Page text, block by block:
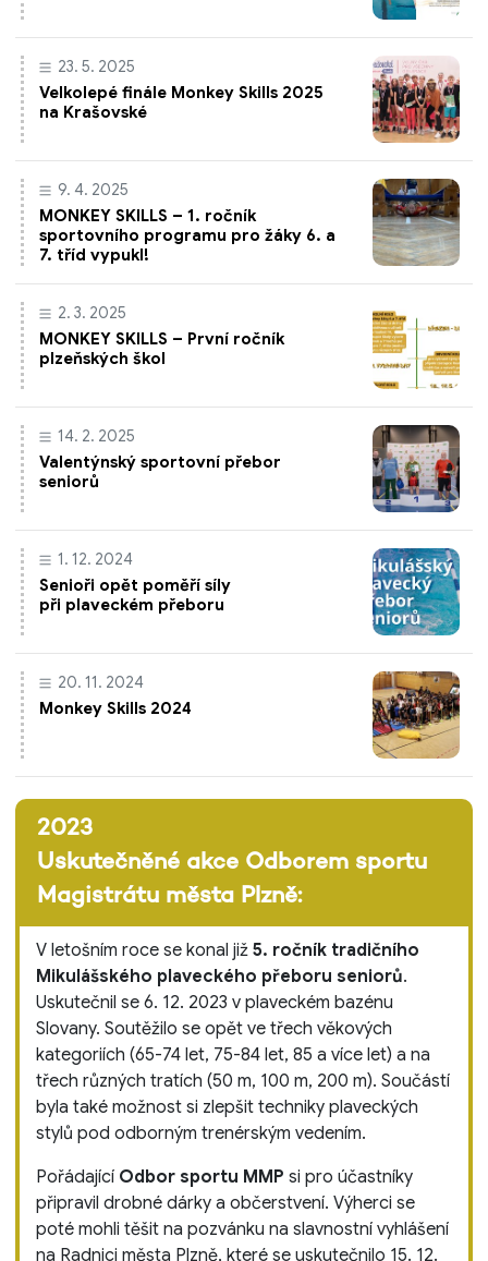
23. 5. 2025
Velkolepé finále Monkey Skills 2025
na Krašovské
9. 4. 2025
MONKEY SKILLS – 1. ročník
sportovního programu pro žáky 6. a
7. tříd vypukl!
2. 3. 2025
MONKEY SKILLS – První ročník
plzeňských škol
14. 2. 2025
Valentýnský sportovní přebor
seniorů
1. 12. 2024
Senioři opět poměří síly
při plaveckém přeboru
20. 11. 2024
Monkey Skills 2024
2023
Uskutečněné akce Odborem sportu
Magistrátu města Plzně:
V letošním roce se konal již 5. ročník tradičního
Mikulášského plaveckého přeboru seniorů.
Uskutečnil se 6. 12. 2023 v plaveckém bazénu
Slovany. Soutěžilo se opět ve třech věkových
kategoriích (65-74 let, 75-84 let, 85 a více let) a na
třech různých tratích (50 m, 100 m, 200 m). Součástí
byla také možnost si zlepšit techniky plaveckých
stylů pod odborným trenérským vedením.
Pořádající Odbor sportu MMP si pro účastníky
připravil drobné dárky a občerstvení. Výherci se
poté mohli těšit na pozvánku na slavnostní vyhlášení
na Radnici města Plzně, které se uskutečnilo 15. 12.